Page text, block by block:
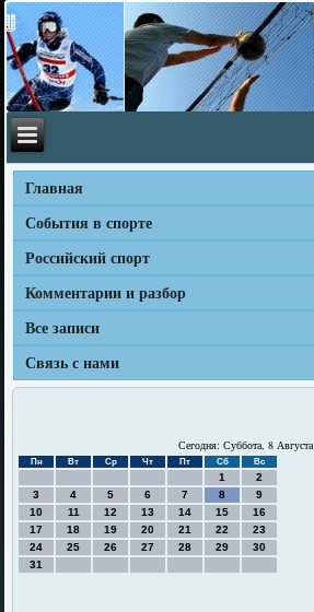
Главная
События в спорте
Российский спорт
Комментарии и разбор
Все записи
Связь с нами
Сегодня: Суббота, 8 Августа
Пн Вт Ср Чт Пт Сб Вс
1
2
3
4 5 6 7 8
9
10
11 12 13 14 15
16
17
18 19 20 21 22
23
24
25 26 27 28 29
30
31